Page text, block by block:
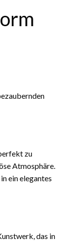
zu
Atmosphäre.
ein elegantes
das in